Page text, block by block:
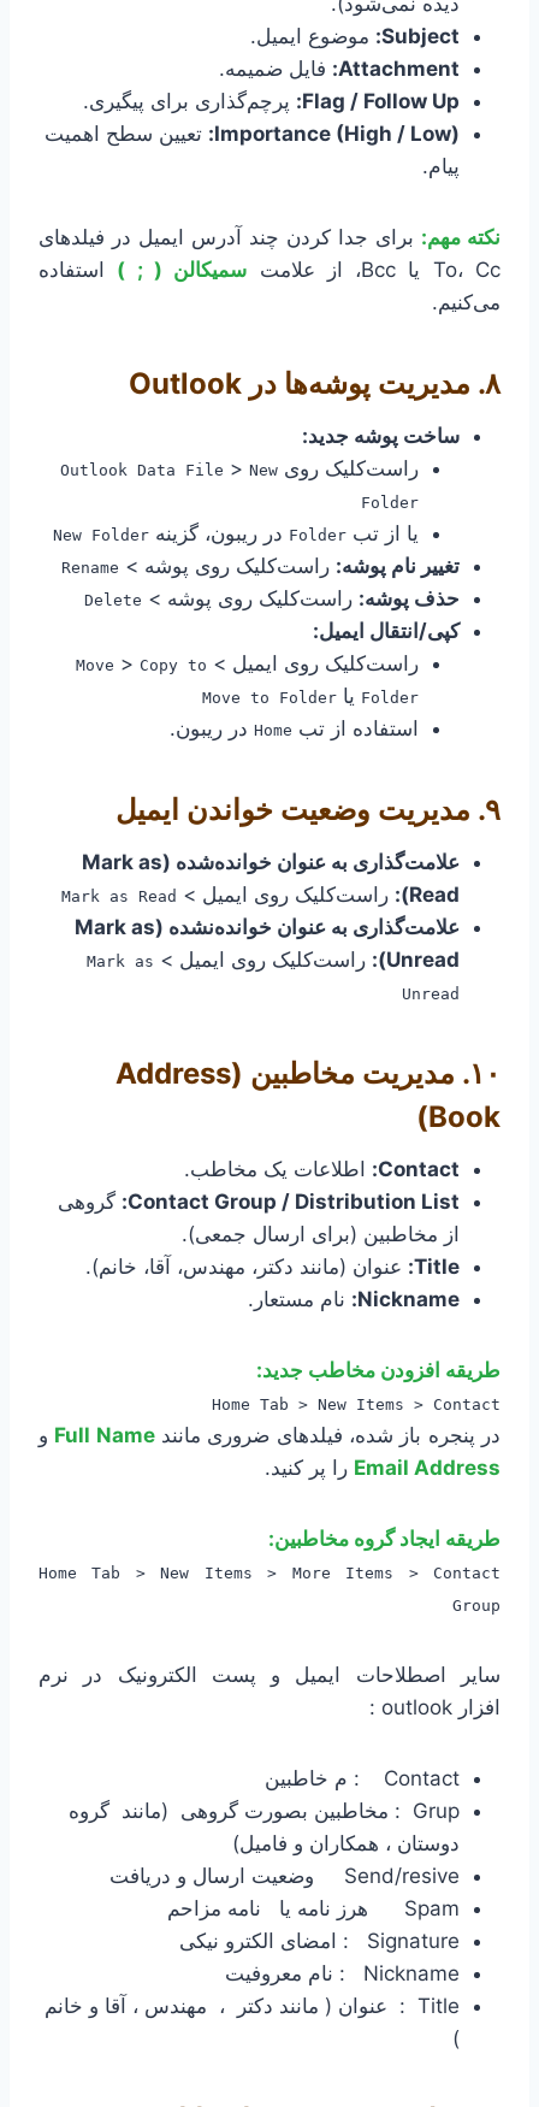
Subject: موضوع ایمیل.
Attachment: فایل ضمیمه.
Flag / Follow Up: پرچم‌گذاری برای پیگیری.
Importance (High / Low): تعیین سطح اهمیت
پیام.
نکته مهم: برای جدا کردن چند آدرس ایمیل در فیلدهای
To، Cc یا Bcc، از علامت
سمیکالن ( ; ) استفاده
می‌کنیم.
۸. مدیریت پوشه‌ها در Outlook
ساخت پوشه جدید:
راست‌کلیک روی
Outlook Data File > New
Folder
یا از تب Folder در ریبون، گزینه New Folder
تغییر نام پوشه: راست‌کلیک روی پوشه > Rename
حذف پوشه: راست‌کلیک روی پوشه > Delete
کپی/انتقال ایمیل:
راست‌کلیک روی ایمیل >
Move > Copy to
Folder یا Move to Folder
استفاده از تب Home در ریبون.
۹. مدیریت وضعیت خواندن ایمیل
علامت‌گذاری به عنوان خوانده‌شده (Mark as
Read):
راست‌کلیک روی ایمیل > Mark as Read
علامت‌گذاری به عنوان خوانده‌نشده (Mark as
Unread):
راست‌کلیک روی ایمیل > Mark as
Unread
۱۰. مدیریت مخاطبین (Address
Book)
Contact:
اطلاعات یک مخاطب.
Contact Group / Distribution List: گروهی
از مخاطبین (برای ارسال جمعی).
Title: عنوان (مانند دکتر، مهندس، آقا، خانم).
Nickname: نام مستعار.
طریقه افزودن مخاطب جدید:
Home Tab > New Items > Contact
در پنجره باز شده، فیلدهای ضروری مانندFull Name و
Email Address را پر کنید.
طریقه ایجاد گروه مخاطبین:
Home Tab > New Items > More Items > Contact
Group
سایر اصطلاحات ایمیل و پست الکترونیک در نرم
افزار outlook :
Contact : م خاطبین
Grup : مخاطبین بصورت گروهی (مانند گروه
دوستان ، همکاران و فامیل)
Send/resive وضعیت ارسال و دریافت
Spam هرز نامه یا نامه مزاحم
Signature : امضای الکترو نیکی
Nickname : نام معروفیت
Title : عنوان ( مانند دکتر ، مهندس ، آقا و خانم
)